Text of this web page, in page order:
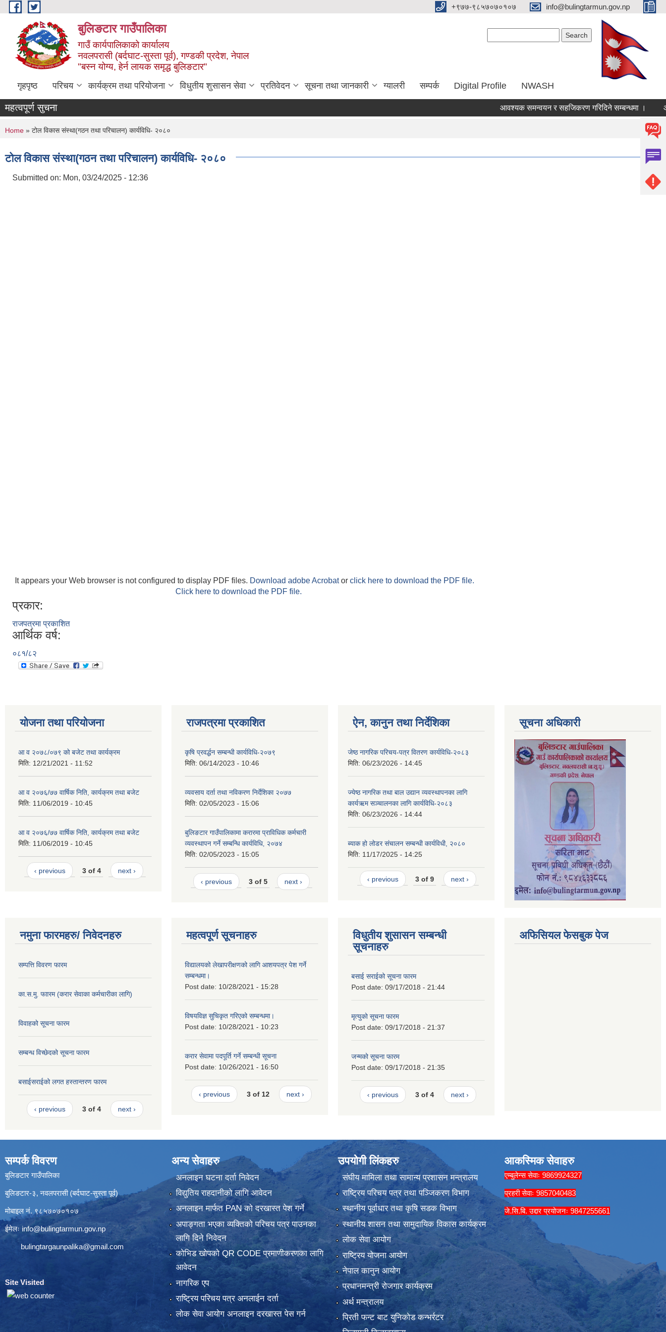
Skip to main content ‌+९७७-९८५७०७०१०७ info@bulingtarmun.gov.np
बुलिङटार गाउँपालिका
गाउँ कार्यपालिकाको कार्यालय
नवलपरासी (बर्दघाट-सुस्ता पूर्व), गण्डकी प्रदेश, नेपाल
"बस्न योग्य, हेर्न लायक समृद्ध बुलिङटार"
गृहपृष्ठ परिचय कार्यक्रम तथा परियोजना विधुतीय शुसासन सेवा प्रतिवेदन सूचना तथा जानकारी ग्यालरी सम्पर्क Digital Profile NWASH
महत्वपूर्ण सुचना आवश्यक समन्वयन र सहजिकरण गरिदिने सम्बन्धमा ।
You are here
Home » टोल विकास संस्था(गठन तथा परिचालन) कार्यविधि- २०८०
टोल विकास संस्था(गठन तथा परिचालन) कार्यविधि- २०८०
Submitted on: Mon, 03/24/2025 - 12:36
It appears your Web browser is not configured to display PDF files. Download adobe Acrobator click here to download the PDF file.
Click here to download the PDF file.
प्रकार:
राजपत्रमा प्रकाशित
आर्थिक वर्ष:
०८१/८२
योजना तथा परियोजना
आ व २०७८/०७९ को बजेट तथा कार्यक्रम
मिति: 12/21/2021 - 11:52
आ व २०७६/७७ वार्षिक निति, कार्यक्रम तथा बजेट
मिति: 11/06/2019 - 10:45
आ व २०७६/७७ वार्षिक निति, कार्यक्रम तथा बजेट
मिति: 11/06/2019 - 10:45
‹ previous 3 of 4 next ›
राजपत्रमा प्रकाशित
कृषि प्रवर्द्धन सम्बन्धी कार्यविधि-२०७९
मिति: 06/14/2023 - 10:46
व्यवसाय दर्ता तथा नविकरण निर्देशिका २०७७
मिति: 02/05/2023 - 15:06
बुलिङटार गाउँपालिकामा करारमा प्राविधिक कर्मचारी
व्यवस्थापन गर्ने सम्बन्धि कार्यविधि, २०७४
मिति: 02/05/2023 - 15:05
‹ previous 3 of 5 next ›
ऐन, कानुन तथा निर्देशिका
जेष्ठ नागरिक परिचय-पत्र वितरण कार्यविधि-२०८३
मिति: 06/23/2026 - 14:45
ज्येष्ठ नागरिक तथा बाल उद्यान व्यवस्थापनका लागि
कार्यऋम सञ्चालनका लागि कार्यविधि-२०८३
मिति: 06/23/2026 - 14:44
ब्याक हो लोडर संचालन सम्बन्धी कार्यविधी, २०८०
मिति: 11/17/2025 - 14:25
‹ previous 3 of 9 next ›
सूचना अधिकारी
नमुना फारमहरु/ निवेदनहरु
सम्पत्ति विवरण फारम
का.स.मु. फाारम (करार सेवाका कर्मचारीका लागि)
विवाहको सूचना फारम
सम्बन्ध विच्छेदको सूचना फारम
बसाईसराईको लगत हस्तान्तरण फारम
‹ previous 3 of 4 next ›
महत्वपूर्ण सूचनाहरु
विद्यालयको लेखापरीक्षणको लागि आशयपत्र पेश गर्ने
सम्बन्धमा।
Post date: 10/28/2021 - 15:28
विषयविज्ञ सुचिकृत गरिएको सम्बन्धमा।
Post date: 10/28/2021 - 10:23
करार सेवामा पदपूर्ति गर्ने सम्बन्धी सूचना
Post date: 10/26/2021 - 16:50
‹ previous 3 of 12 next ›
विधुतीय शुसासन सम्बन्धी
सूचनाहरु
बसाई सराईको सूचना फारम
Post date: 09/17/2018 - 21:44
मृत्युको सूचना फारम
Post date: 09/17/2018 - 21:37
जन्मको सूचना फारम
Post date: 09/17/2018 - 21:35
‹ previous 3 of 4 next ›
अफिसियल फेसबुक पेज
सम्पर्क विवरण
बुलिङटार गाउँपालिका
बुलिङटार-३, नवलपरासी (बर्दघाट-सुस्ता पूर्व)
मोबाइल नं. ९८५७०७०१०७
ईमेलः info@bulingtarmun.gov.np
bulingtargaunpalika@gmail.com
Site Visited:
अन्य सेवाहरु
अनलाइन घटना दर्ता निवेदन
विद्युतिय राहदानीको लागि आवेदन
अनलाइन मार्फत PAN को दरखास्त पेश गर्ने
अपाङ्गता भएका व्यक्तिको परिचय पत्र पाउनका
लागि दिने निवेदन
कोभिड खोपको QR CODE प्रमाणीकरणका लागि
आवेदन
नागरिक एप
राष्ट्रिय परिचय पत्र अनलाईन दर्ता
लोक सेवा आयोग अनलाइन दरखास्त पेस गर्न
उपयोगी लिंकहरु
संघीय मामिला तथा सामान्य प्रशासन मन्त्रालय
राष्ट्रिय परिचय पत्र तथा पञ्जिकरण विभाग
स्थानीय पूर्वाधार तथा कृषि सडक विभाग
स्थानीय शासन तथा सामुदायिक विकास कार्यक्रम
लोक सेवा आयोग
राष्ट्रिय योजना आयोग
नेपाल कानुन आयोग
प्रधानमन्त्री रोजगार कार्यक्रम
अर्थ मन्त्रालय
प्रिती फन्ट बाट युनिकोड कन्भर्रटर
आकस्मिक सेवाहरु
एम्बुलेन्स सेवाः 9869924327
प्रहरी सेवाः 9857040483
जे.सि.बि. उद्दार प्रयोजनः 9847255661